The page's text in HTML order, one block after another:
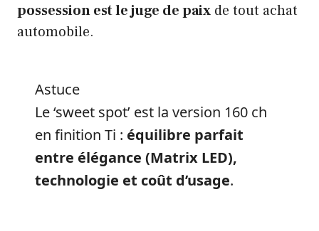
possession est le juge de paix de tout achat
automobile.
Astuce
Le ‘sweet spot’ est la version 160 ch
en finition Ti : équilibre parfait
entre élégance (Matrix LED),
technologie et coût d’usage.